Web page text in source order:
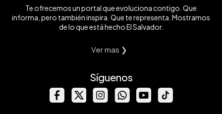
Te ofrecemos un portal que evoluciona contigo. Que
informa, pero también inspira. Que te representa. Mostramos
de lo que está hecho El Salvador.
Ver mas ❯
Síguenos